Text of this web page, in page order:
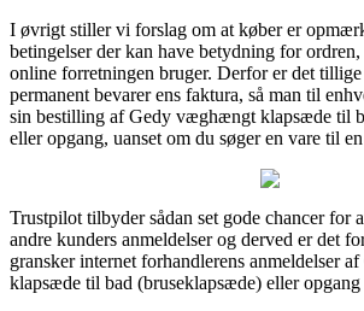
I øvrigt stiller vi forslag om at køber er
betingelser der kan have betydning for
online forretningen bruger. Derfor er det tillige
permanent bevarer ens faktura, så man til
sin bestilling af Gedy væghængt klapsæde til
eller opgang, uanset om du søger en vare til
Trustpilot tilbyder sådan set gode chancer for
andre kunders anmeldelser og derved er det
gransker internet forhandlerens anmeldelser
klapsæde til bad (bruseklapsæde) eller opgang